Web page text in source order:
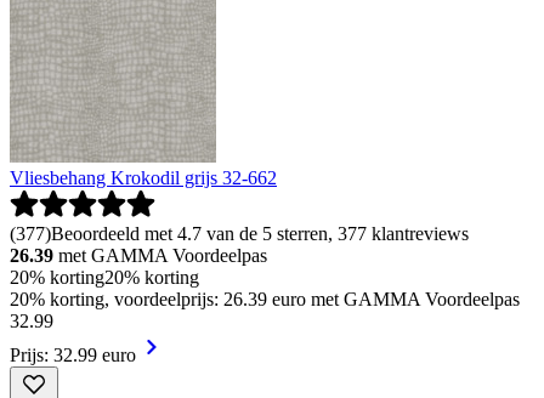
Vliesbehang Krokodil grijs 32-662
(377)Beoordeeld met 4.7 van de 5 sterren, 377 klantreviews
26.39 met GAMMA Voordeelpas
20% korting20% korting
20% korting, voordeelprijs: 26.39 euro met GAMMA Voordeelpas
32.99
Prijs: 32.99 euro